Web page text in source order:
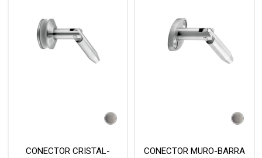
CONECTOR CRISTAL-
CONECTOR MURO-BARRA